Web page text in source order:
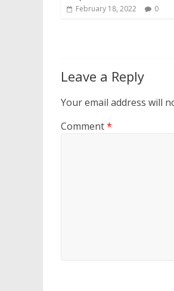
February 18, 2022 0
Leave a Reply
Your email address will
Comment*